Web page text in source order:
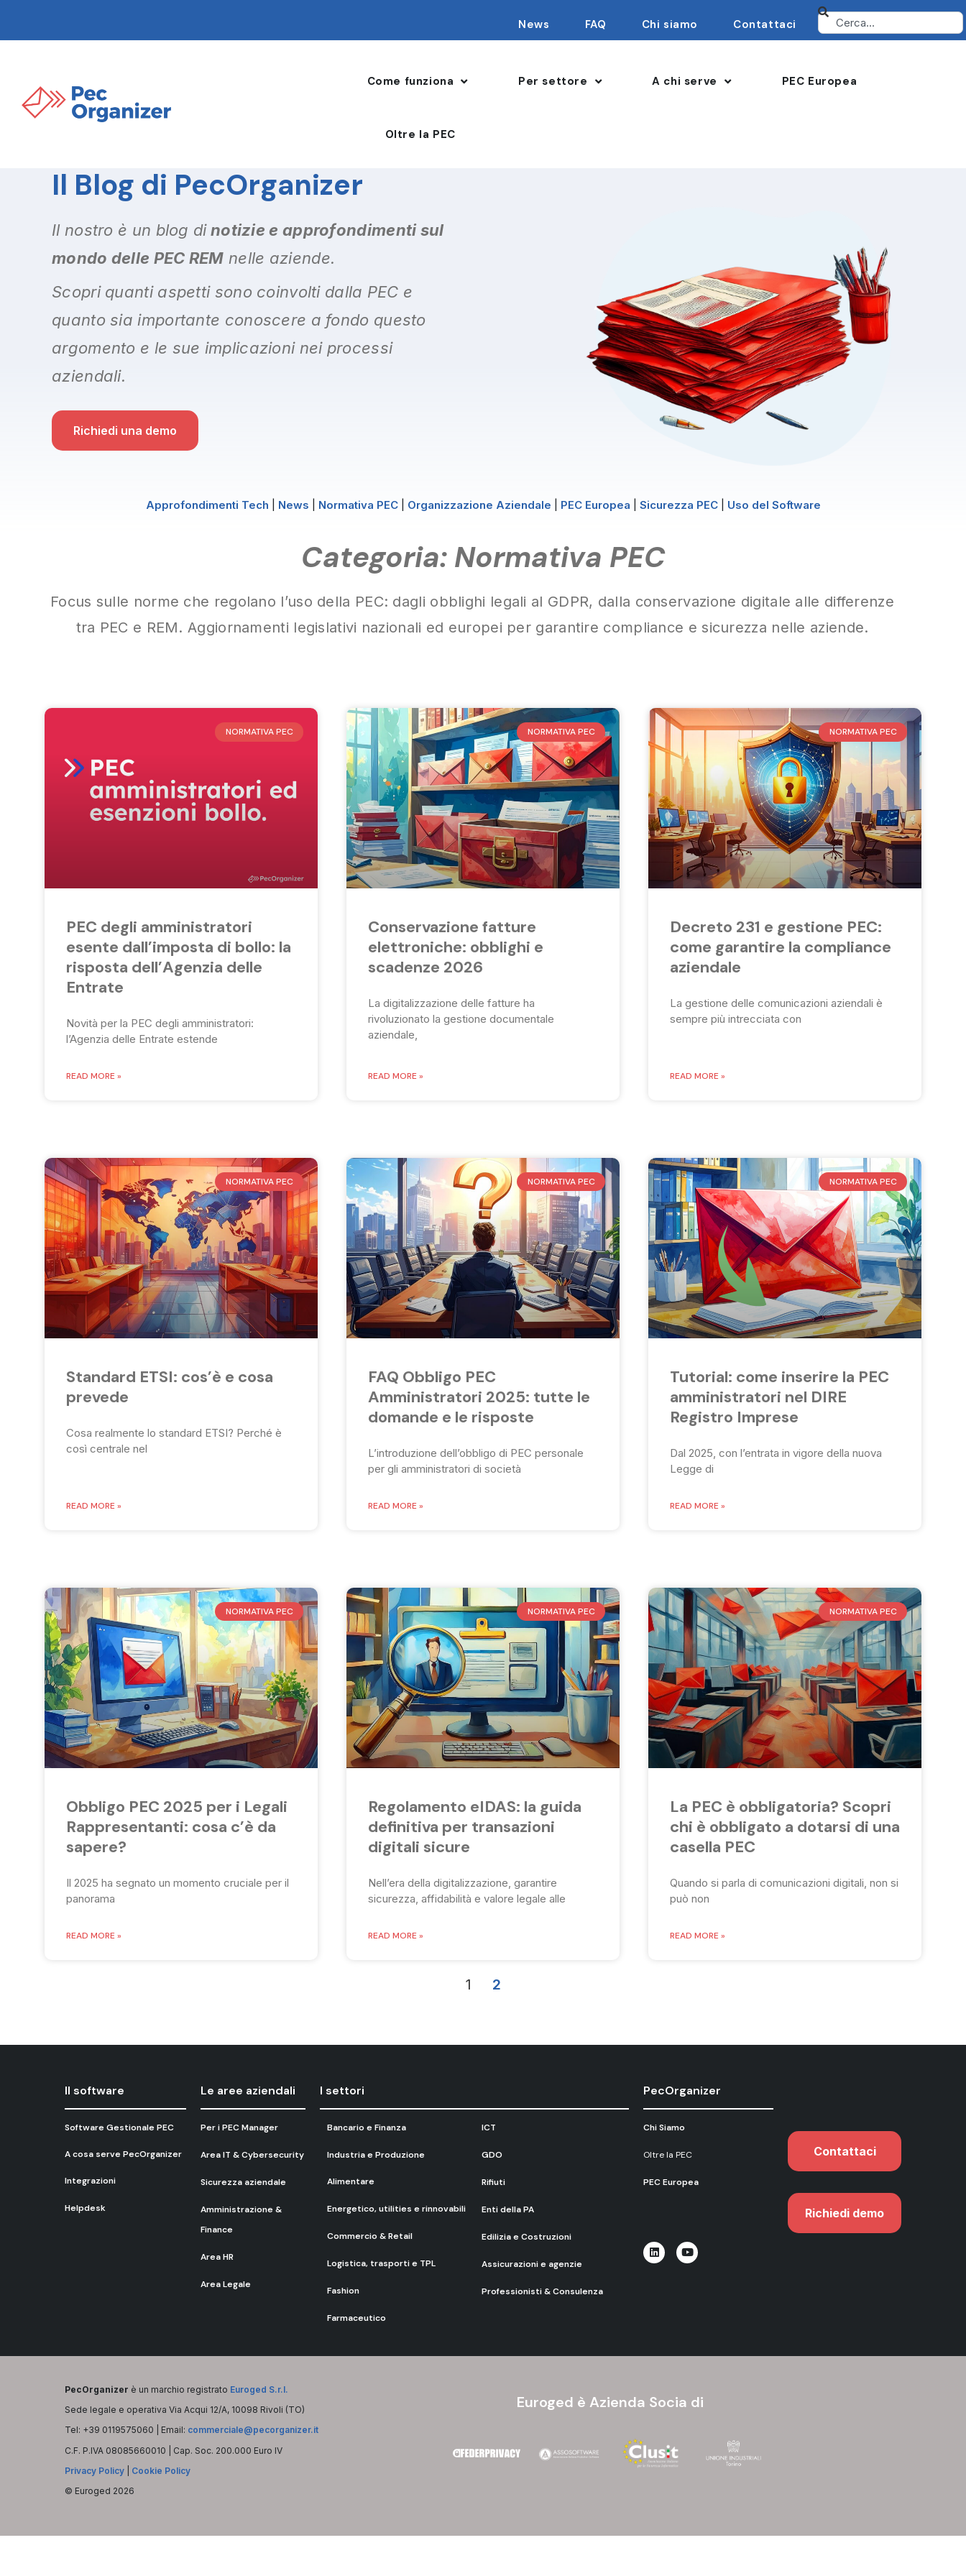
News FAQ Chi siamo Contattaci
Come funziona Per settore A chi serve PEC Europea
Oltre la PEC
Il Blog di PecOrganizer
Il nostro è un blog dinotizie e approfondimenti sul
mondo delle PEC REM nelle aziende.
Scopri quanti aspetti sono coinvolti dalla PEC e
quanto sia importante conoscere a fondo questo
argomento e le sue implicazioni nei processi
aziendali.
Richiedi una demo
Approfondimenti Tech News Normativa PEC| Organizzazione Aziendale PEC Europea Sicurezza PEC| Uso del Software
Categoria: Normativa PEC
Focus sulle norme che regolano l’uso della PEC: dagli obblighi legali al GDPR, dalla conservazione digitale alle differenze
tra PEC e REM. Aggiornamenti legislativi nazionali ed europei per garantire compliance e sicurezza nelle aziende.
NORMATIVA PEC
PEC degli amministratori
esente dall’imposta di bollo: la
risposta dell’Agenzia delle
Entrate
Novità per la PEC degli amministratori:
l’Agenzia delle Entrate estende
READ MORE »
NORMATIVA PEC
Conservazione fatture
elettroniche: obblighi e
scadenze 2026
La digitalizzazione delle fatture ha
rivoluzionato la gestione documentale
aziendale,
READ MORE »
NORMATIVA PEC
Decreto 231 e gestione PEC:
come garantire la compliance
aziendale
La gestione delle comunicazioni aziendali è
sempre più intrecciata con
READ MORE »
NORMATIVA PEC
Standard ETSI: cos’è e cosa
prevede
Cosa realmente lo standard ETSI? Perché è
così centrale nel
READ MORE »
NORMATIVA PEC
FAQ Obbligo PEC
Amministratori 2025: tutte le
domande e le risposte
L’introduzione dell’obbligo di PEC personale
per gli amministratori di società
READ MORE »
NORMATIVA PEC
Tutorial: come inserire la PEC
amministratori nel DIRE
Registro Imprese
Dal 2025, con l’entrata in vigore della nuova
Legge di
READ MORE »
NORMATIVA PEC
Obbligo PEC 2025 per i Legali
Rappresentanti: cosa c’è da
sapere?
Il 2025 ha segnato un momento cruciale per il
panorama
READ MORE »
NORMATIVA PEC
Regolamento eIDAS: la guida
definitiva per transazioni
digitali sicure
Nell’era della digitalizzazione, garantire
sicurezza, affidabilità e valore legale alle
READ MORE »
NORMATIVA PEC
La PEC è obbligatoria? Scopri
chi è obbligato a dotarsi di una
casella PEC
Quando si parla di comunicazioni digitali, non si
può non
READ MORE »
1 2
Il software
Software Gestionale PEC
A cosa serve PecOrganizer
Integrazioni
Helpdesk
Le aree aziendali
Per i PEC Manager
Area IT & Cybersecurity
Sicurezza aziendale
Amministrazione &
Finance
Area HR
Area Legale
I settori
Bancario e Finanza
Industria e Produzione
Alimentare
Energetico, utilities e rinnovabili
Commercio & Retail
Logistica, trasporti e TPL
Fashion
Farmaceutico
ICT
GDO
Rifiuti
Enti della PA
Edilizia e Costruzioni
Assicurazioni e agenzie
Professionisti & Consulenza
PecOrganizer
Chi Siamo
Oltre la PEC
PEC Europea
Contattaci
Richiedi demo
PecOrganizer è un marchio registrato Euroged S.r.l.
Sede legale e operativa Via Acqui 12/A, 10098 Rivoli (TO)
Tel: +39 0119575060 | Email: commerciale@pecorganizer.it
C.F. P.IVA 08085660010 | Cap. Soc. 200.000 Euro IV
Privacy Policy
Cookie Policy
© Euroged 2026
Euroged è Azienda Socia di